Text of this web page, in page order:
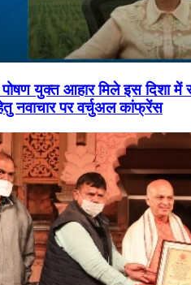
पोषण युक्त आहार मिले इस दिशा में
नवाचार पर वर्चुअल कांफ्रेंस